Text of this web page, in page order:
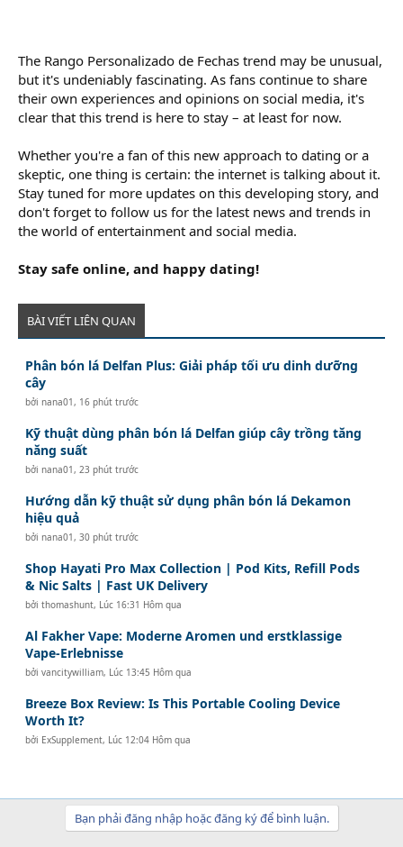
The Rango Personalizado de Fechas trend may be unusual,
but it's undeniably fascinating. As fans continue to share
their own experiences and opinions on social media, it's
clear that this trend is here to stay – at least for now.
Whether you're a fan of this new approach to dating or a
skeptic, one thing is certain: the internet is talking about it.
Stay tuned for more updates on this developing story, and
don't forget to follow us for the latest news and trends in
the world of entertainment and social media.
Stay safe online, and happy dating!
BÀI VIẾT LIÊN QUAN
Phân bón lá Delfan Plus: Giải pháp tối ưu dinh dưỡng
cây
bởinana01, 16 phút trước
Kỹ thuật dùng phân bón lá Delfan giúp cây trồng tăng
năng suất
bởinana01,23 phút trước
Hướng dẫn kỹ thuật sử dụng phân bón lá Dekamon
hiệu quả
bởinana01,30 phút trước
Shop Hayati Pro Max Collection | Pod Kits, Refill Pods
& Nic Salts | Fast UK Delivery
bởithomashunt, Lúc 16:31 Hôm qua
Al Fakher Vape: Moderne Aromen und erstklassige
Vape-Erlebnisse
bởivancitywilliam, Lúc 13:45 Hôm qua
Breeze Box Review: Is This Portable Cooling Device
Worth It?
bởi ExSupplement, Lúc 12:04 Hôm qua
Bạn phải đăng nhập hoặc đăng ký để bình luận.